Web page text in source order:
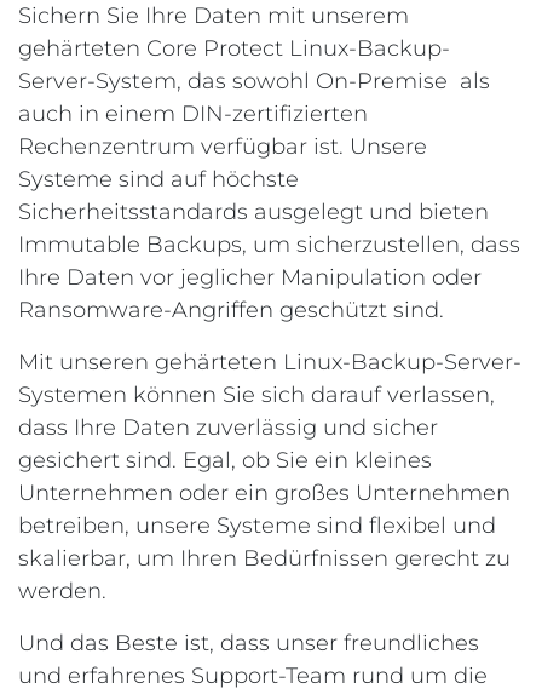
Sichern Sie Ihre Daten mit unserem
gehärteten Core Protect Linux-Backup-
Server-System, das sowohl On-Premise als
auch in einem DIN-zertifizierten
Rechenzentrum verfügbar ist. Unsere
Systeme sind auf höchste
Sicherheitsstandards ausgelegt und bieten
Immutable Backups, um sicherzustellen, dass
Ihre Daten vor jeglicher Manipulation oder
Ransomware-Angriffen geschützt sind.
Mit unseren gehärteten Linux-Backup-Server-
Systemen können Sie sich darauf verlassen,
dass Ihre Daten zuverlässig und sicher
gesichert sind. Egal, ob Sie ein kleines
Unternehmen oder ein großes Unternehmen
betreiben, unsere Systeme sind flexibel und
skalierbar, um Ihren Bedürfnissen gerecht zu
werden.
Und das Beste ist, dass unser freundliches
und erfahrenes Support-Team rund um die